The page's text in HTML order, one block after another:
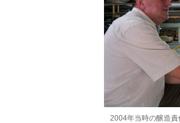
2004年当時の醸造